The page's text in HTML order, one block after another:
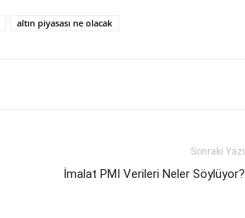
altın piyasası ne olacak
Sonraki Yazı
İmalat PMI Verileri Neler Söylüyor?